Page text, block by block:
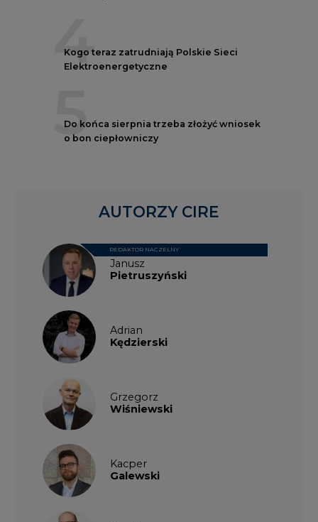
4
Kogo teraz zatrudniają Polskie Sieci
Elektroenergetyczne
5
Do końca sierpnia trzeba złożyć wniosek
o bon ciepłowniczy
Janusz
Pietruszyński
REDAKTOR NACZELNY
Adrian
Kędzierski
Grzegorz
Wiśniewski
Kacper
Galewski
AUTORZY CIRE